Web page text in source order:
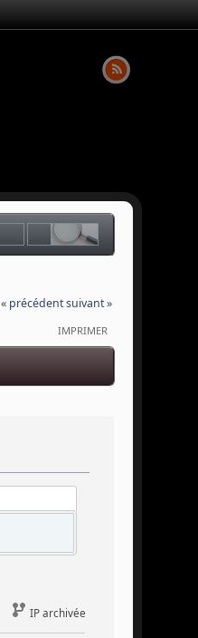
« précédentsuivant »
IMPRIMER
IP archivée